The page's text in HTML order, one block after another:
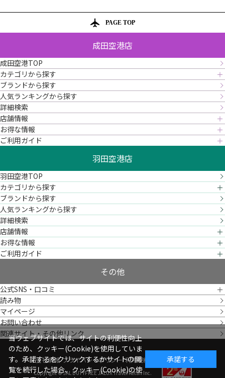
PAGE TOP
成田空港店
成田空港TOP
カテゴリから探す
ブランドから探す
人気ランキングから探す
詳細検索
店舗情報
お得な情報
ご利用ガイド
羽田空港店
羽田空港TOP
カテゴリから探す
ブランドから探す
人気ランキングから探す
詳細検索
店舗情報
お得な情報
ご利用ガイド
その他
公式SNS・口コミ
読み物
マイページ
お問い合わせ
関連サイト・その他リンク
会社情報 プライバシーポリシー 利用規約
Copyright © JAL DUTYFREE JALUX Travel Retail Inc.
当ウェブサイトでは、サイトの利便性向上
のため、クッキー(Cookie)を使用していま
す。承諾するをクリックするかサイトの閲
覧を続行した場合、クッキー(Cookie)の使
承諾する